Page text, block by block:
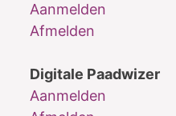
Aanmelden
Afmelden
Digitale Paadwizer
Aanmelden